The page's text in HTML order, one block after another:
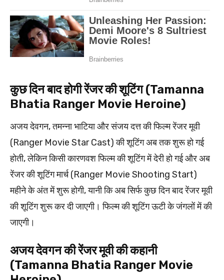
कुछ दिन बाद होगी रेंजर की शूटिंग (Tamanna
Bhatia Ranger Movie Heroine)
अजय देवगन, तमन्ना भाटिया और संजय दत्त की फिल्म रेंजर मूवी
(Ranger Movie Star Cast) की शूटिंग अब तक शुरू हो गई
होती, लेकिन किसी कारणवश फिल्म की शूटिंग में देरी हो गई और अब
रेंजर की शूटिंग मार्च (Ranger Movie Shooting Start)
महीने के अंत में शुरू होगी, यानी कि अब सिर्फ कुछ दिन बाद रेंजर मूवी
की शूटिंग शुरू कर दी जाएगी। फिल्म की शूटिंग ऊटी के जंगलों में की
जाएगी।
अजय देवगन की रेंजर मूवी की कहानी
(Tamanna Bhatia Ranger Movie